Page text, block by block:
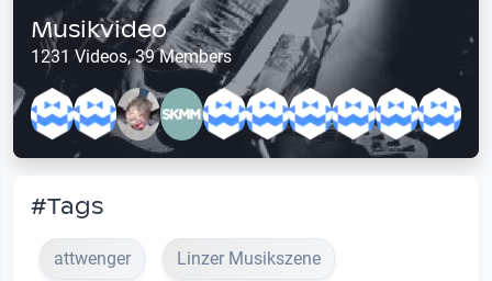
Musikvideo
1231 Videos, 39 Members
#Tags
attwenger Linzer Musikszene